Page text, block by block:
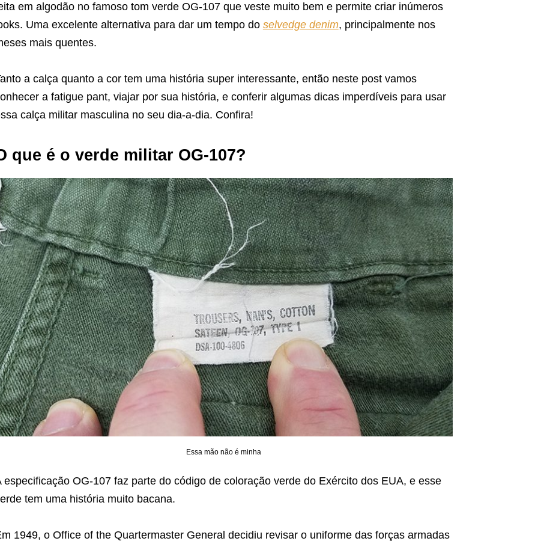
em algodão no famoso tom verde OG-107 que veste muito bem e permite criar inúmeros
Uma excelente alternativa para dar um tempo do selvedge denim, principalmente nos
mais quentes.
a calça quanto a cor tem uma história super interessante, então neste post vamos
a fatigue pant, viajar por sua história, e conferir algumas dicas imperdíveis para usar
calça militar masculina no seu dia-a-dia. Confira!
que é o verde militar OG-107?
Essa mão não é minha
especificação OG-107 faz parte do código de coloração verde do Exército dos EUA, e esse
tem uma história muito bacana.
1949, o Office of the Quartermaster General decidiu revisar o uniforme das forças armadas